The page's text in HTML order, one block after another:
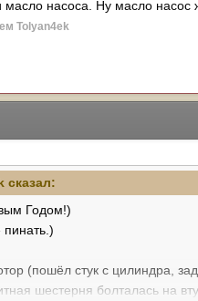
насоса. Ну масло насос
Tolyan4ek
сказал:
Годом!)
(пошёл стук с цилиндра,
шестерня болталась на